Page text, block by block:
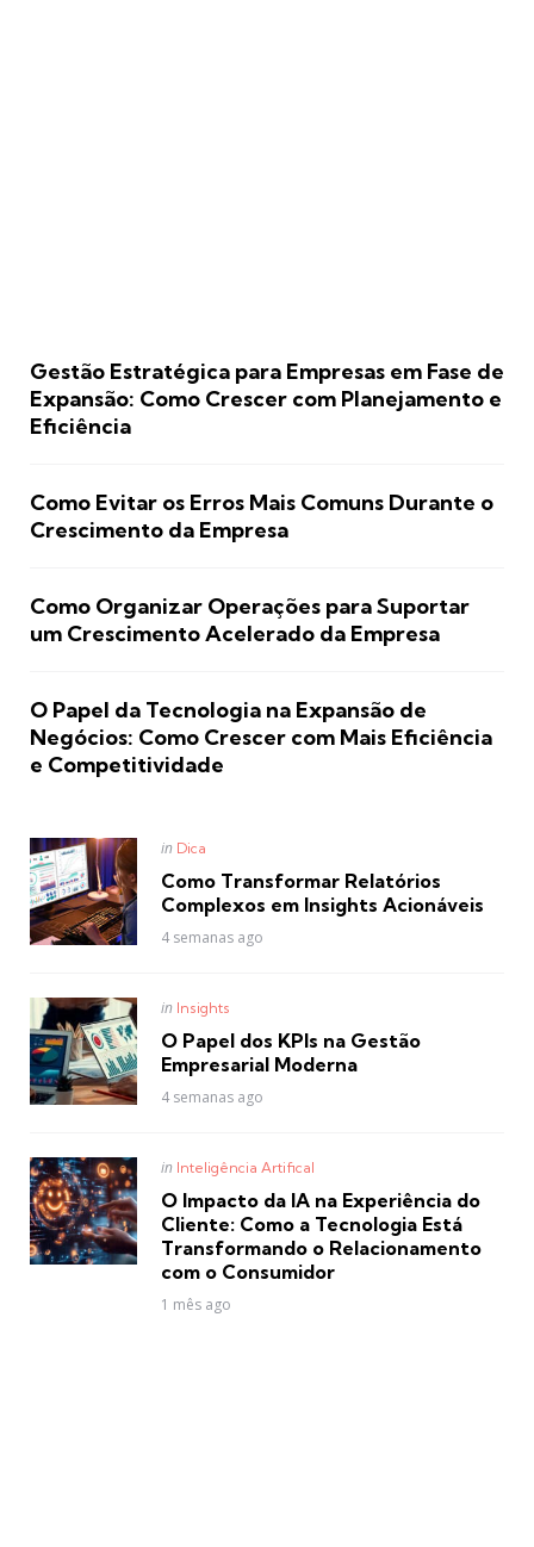
Gestão Estratégica para Empresas em Fase de
Expansão: Como Crescer com Planejamento e
Eficiência
Como Evitar os Erros Mais Comuns Durante o
Crescimento da Empresa
Como Organizar Operações para Suportar
um Crescimento Acelerado da Empresa
O Papel da Tecnologia na Expansão de
Negócios: Como Crescer com Mais Eficiência
e Competitividade
Posted
in Dica
Como Transformar Relatórios
Complexos em Insights Acionáveis
4 semanas ago
Posted
in Insights
O Papel dos KPIs na Gestão
Empresarial Moderna
4 semanas ago
Posted
in Inteligência Artifical
O Impacto da IA na Experiência do
Cliente: Como a Tecnologia Está
Transformando o Relacionamento
com o Consumidor
1 mês ago